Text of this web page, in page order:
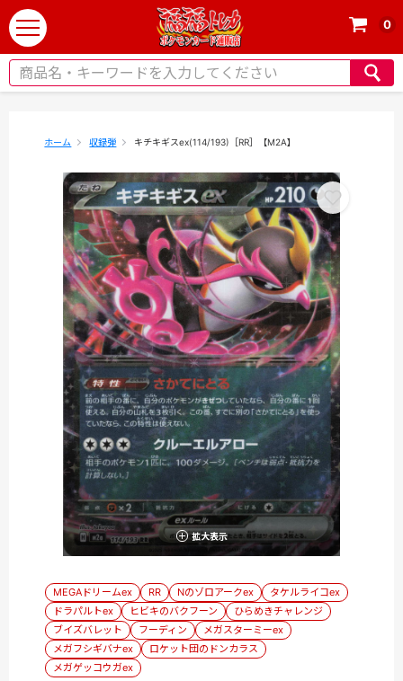
t
o
g
0
ホーム 収録弾 キチキギスex(114/193)［RR］【M2A】
拡大表示
MEGAドリームex RR Nのゾロアークex
タケルライコex
ドラパルトex
ヒビキのバクフーン
ひらめきチャレンジ
ブイズバレット
フーディン
メガスターミーex
メガフシギバナex
ロケット団のドンカラス
メガゲッコウガex